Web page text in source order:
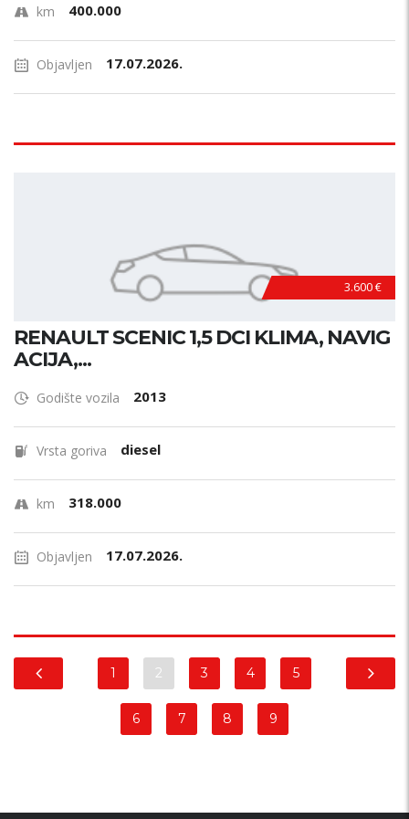
km 400.000
Objavljen 17.07.2026.
3.600 €
RENAULT SCENIC 1,5 DCI KLIMA, NAVIG
ACIJA,...
Godište vozila 2013
Vrsta goriva diesel
km 318.000
Objavljen 17.07.2026.
1 2 3 4 5
6 7 8 9